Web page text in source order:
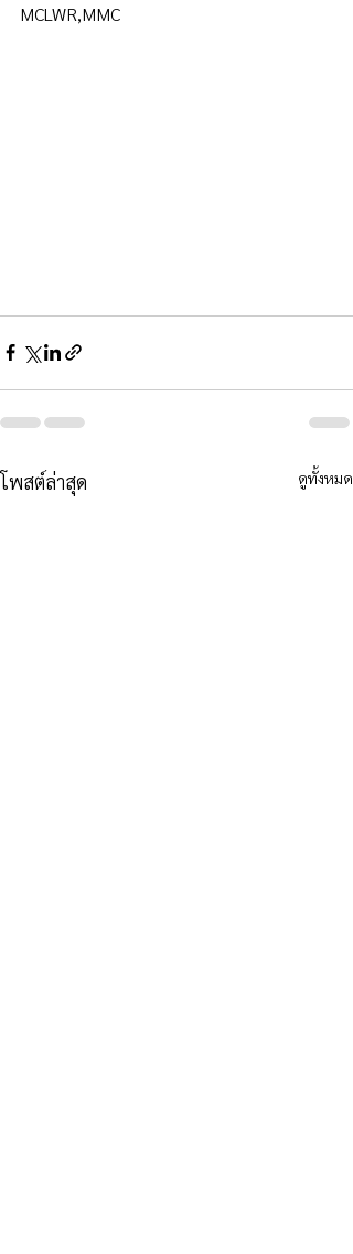
MCLWR,MMC
โพสต์ล่าสุด ดูทั้งหมด